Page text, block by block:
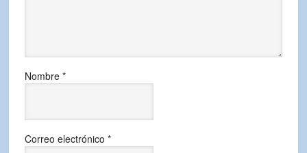
Nombre *
Correo electrónico *